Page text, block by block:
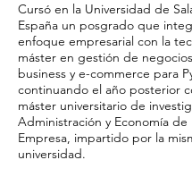
Cursó en la Universidad de
España un posgrado que
enfoque empresarial con la
máster en gestión de
business y e-commerce para
continuando el año posterior
máster universitario de
Administración y Economía de
Empresa, impartido por la
universidad.